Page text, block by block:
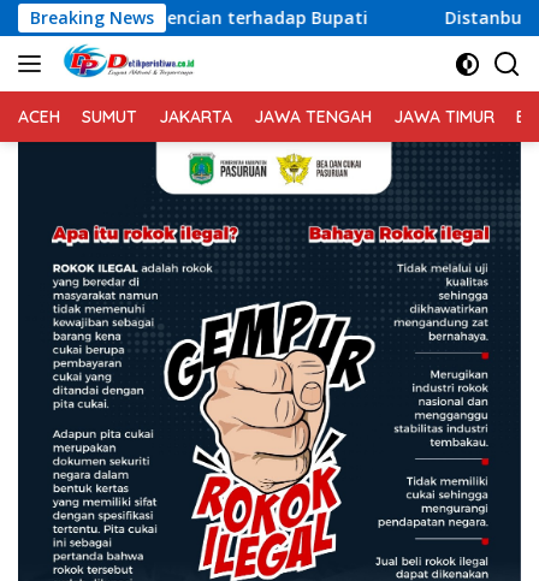
Langsung
ke
konten
Breaking News
terhadap Bupati Distanbun Bireuen Gelar Temu
ACEH SUMUT JAKARTA JAWA TENGAH JAWA TIMUR